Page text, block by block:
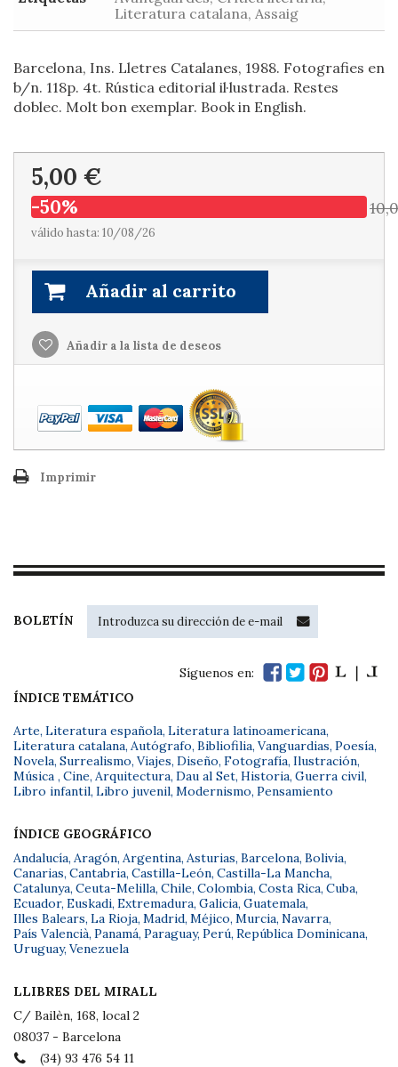
Literatura catalana, Assaig
Barcelona, Ins. Lletres Catalanes, 1988. Fotografies en
b/n. 118p. 4t. Rústica editorial il·lustrada. Restes
doblec. Molt bon exemplar. Book in English.
5,00 €
-50%
válido hasta: 10/08/26
Añadir al carrito
Añadir a la lista de deseos
Imprimir
BOLETÍN
Síguenos en:
ÍNDICE TEMÁTICO
Arte, Literatura española, Literatura latinoamericana,
Literatura catalana, Autógrafo, Bibliofilia, Vanguardias, Poesía,
Novela, Surrealismo, Viajes, Diseño, Fotografía, Ilustración,
Música , Cine, Arquitectura, Dau al Set, Historia, Guerra civil,
Libro infantil, Libro juvenil, Modernismo, Pensamiento
ÍNDICE GEOGRÁFICO
Andalucía, Aragón, Argentina, Asturias, Barcelona, Bolivia,
Canarias, Cantabria, Castilla-León, Castilla-La Mancha,
Catalunya, Ceuta-Melilla, Chile, Colombia, Costa Rica, Cuba,
Ecuador, Euskadi, Extremadura, Galicia, Guatemala,
Illes Balears, La Rioja, Madrid, Méjico, Murcia, Navarra,
País Valencià, Panamá, Paraguay, Perú, República Dominicana,
Uruguay, Venezuela
LLIBRES DEL MIRALL
C/ Bailèn, 168, local 2
08037 - Barcelona
(34) 93 476 54 11